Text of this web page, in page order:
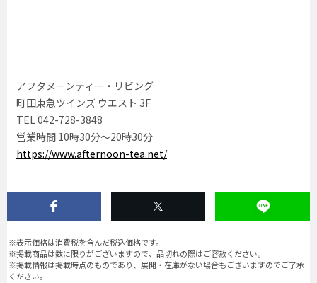
アフタヌーンティー・リビング
町田東急ツインズ ウエスト 3F
TEL 042-728-3848
営業時間 10時30分〜20時30分
https://www.afternoon-tea.net/
※表示価格は消費税を含んだ税込価格です。
※掲載商品は数に限りがございますので、品切れの際はご容赦ください。
※掲載情報は掲載時点のものであり、展開・在庫がない場合もございますのでご了承
ください。